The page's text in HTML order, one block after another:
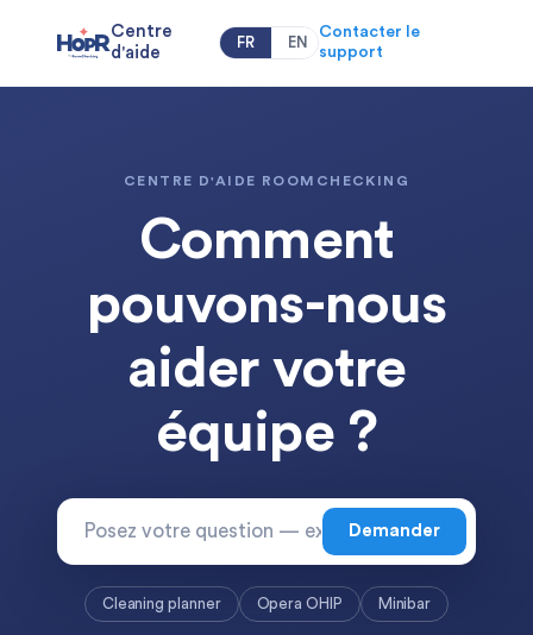
Centre
d'aide
FR EN
Contacter le
support
CENTRE D'AIDE ROOMCHECKING
Comment
pouvons-nous
aider votre
équipe ?
Demander
Cleaning planner Opera OHIP Minibar